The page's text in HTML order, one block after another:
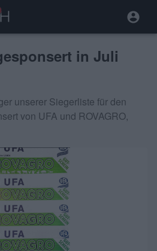
in Juli
unserer Siegerliste für den
von UFA und ROVAGRO,